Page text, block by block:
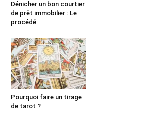
Dénicher un bon courtier
de prêt immobilier : Le
procédé
Pourquoi faire un tirage
de tarot ?